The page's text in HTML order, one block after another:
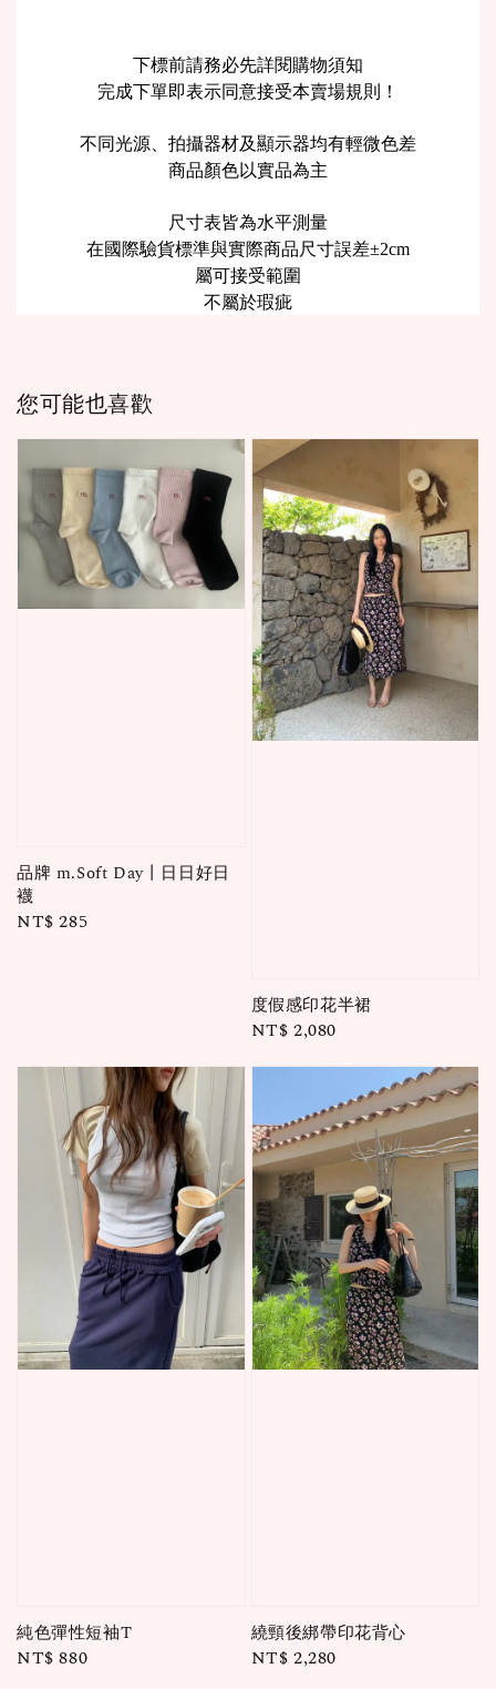
下標前請務必先詳閱購物須知
完成下單即表示同意接受本賣場規則！
不同光源、拍攝器材及顯示器均有輕微色差
商品顏色以實品為主
尺寸表皆為水平測量
在國際驗貨標準與實際商品尺寸誤差±2cm
屬可接受範圍
不屬於瑕疵
您可能也喜歡
品牌 m.Soft Day丨日日好日
襪
Regular
NT$ 285
度假感印花半裙
Regular
NT$ 2,080
純色彈性短袖T
Regular
NT$ 880
繞頸後綁帶印花背心
Regular
NT$ 2,280